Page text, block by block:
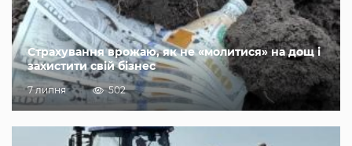
Страхування врожаю, як не «молитися» на дощ і
захистити свій бізнес
7 липня 502